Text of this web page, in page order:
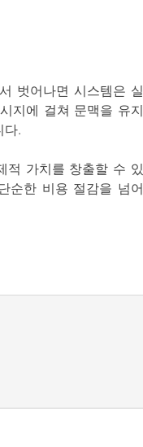
벗어나면 시스템은 실
지에 걸쳐 문맥을 유지
다.
적 가치를 창출할 수 있
순한 비용 절감을 넘어